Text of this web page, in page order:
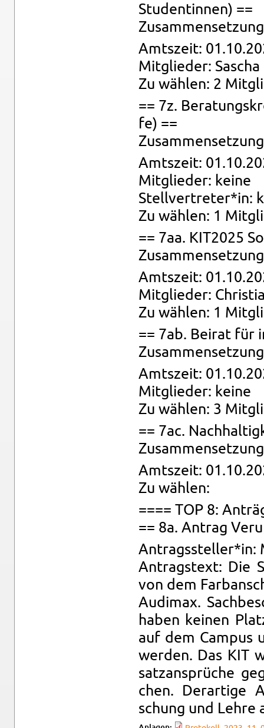
Stu­den­tin­nen) ==
Amts­zeit:
Mit­glie­der:
Zu wäh­len: 2
== 7z.
fe) ==
Amts­zeit:
Mit­glie­der: keine
Stell­ver­tre­ter*in:
Zu wäh­len: 1
== 7aa. KIT2025
Amts­zeit:
Mit­glie­der:
Zu wäh­len: 1
== 7ab. Bei­rat für
Amts­zeit:
Mit­glie­der: keine
Zu wäh­len: 3
== 7ac.
Amts­zeit:
Zu wäh­len:
==== TOP 8:
== 8a. An­trag
An­trags­stel­ler*in:
An­trags­text: Die
von dem
Au­di­max.
haben kei­nen
auf dem Cam­pus
wer­den. Das KIT
satz­an­sprü­che
chen. Der­ar­ti­ge
schung und Lehre